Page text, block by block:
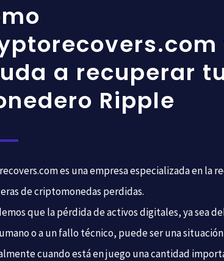
a recuperar
Ripple
es una empresa especializada en la
de criptomonedas perdidas.
que la pérdida de activos digitales, ya sea
o a un fallo técnico, puede ser una
cuando está en juego una cantidad